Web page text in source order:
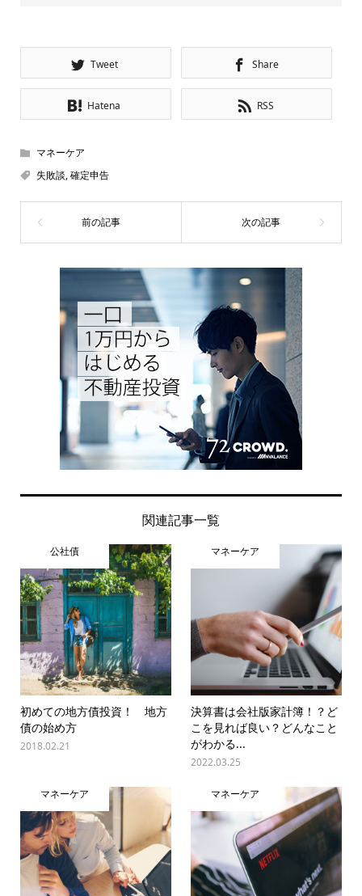
Tweet Share
Hatena RSS
マネーケア
失敗談,確定申告
関連記事一覧
公社債
初めての地方債投資！ 地方
債の始め方
2018.02.21
マネーケア
決算書は会社版家計簿！？ど
こを見れば良い？どんなこと
がわかる...
2022.03.25
マネーケア マネーケア